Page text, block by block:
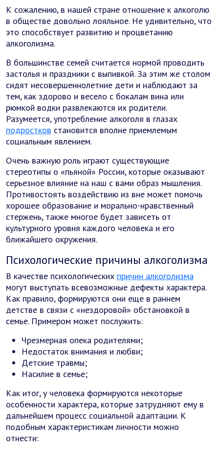
К сожалению, в нашей стране отношение к алкоголю
в обществе довольно лояльное. Не удивительно, что
это способствует развитию и процветанию
алкоголизма.
В большинстве семей считается нормой проводить
застолья и праздники с выпивкой. За этим же столом
сидят несовершеннолетние дети и наблюдают за
тем, как здорово и весело с бокалам вина или
рюмкой водки развлекаются их родители.
Разумеется, употребление алкоголя в глазах
подростков становится вполне приемлемым
социальным явлением.
Очень важную роль играют существующие
стереотипы о «пьяной» России, которые оказывают
серьезное влияние на наш с вами образ мышления.
Противостоять воздействию из вне может помочь
хорошее образование и морально-нравственный
стержень, также многое будет зависеть от
культурного уровня каждого человека и его
ближайшего окружения.
Психологические причины алкоголизма
В качестве психологических причин алкоголизма
могут выступать всевозможные дефекты характера.
Как правило, формируются они еще в раннем
детстве в связи с «нездоровой» обстановкой в
семье. Примером может послужить:
Чрезмерная опека родителями;
Недостаток внимания и любви;
Детские травмы;
Насилие в семье;
Как итог, у человека формируются некоторые
особенности характера, которые затрудняют ему в
дальнейшем процесс социальной адаптации. К
подобным характеристикам личности можно
отнести: